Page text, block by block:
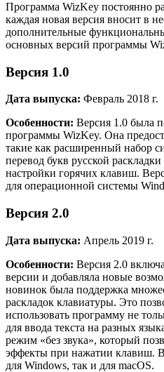
Программа WizKey постоянно
каждая новая версия вносит в
дополнительные
основных версий программы
Версия 1.0
Дата выпуска: Февраль 2018 г.
Особенности: Версия 1.0 была
программы WizKey. Она
такие как расширенный набор
перевод букв русской
настройки горячих клавиш.
для операционной системы
Версия 2.0
Дата выпуска: Апрель 2019 г.
Особенности: Версия 2.0
версии и добавляла новые
новинок была поддержка
раскладок клавиатуры. Это
использовать программу не
для ввода текста на разных
режим «без звука», который
эффекты при нажатии клавиш.
для Windows, так и для macOS.